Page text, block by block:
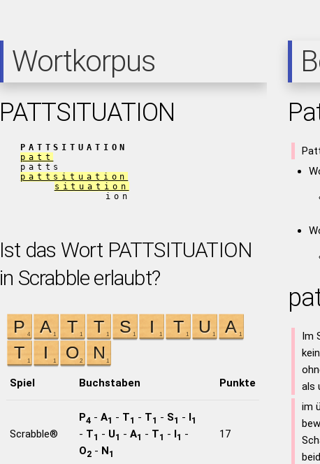
Wortkorpus
PATTSITUATION
PATTSITUATION
patt
patts
pattsituation
situation
ion
Ist das Wort PATTSITUATION
in Scrabble erlaubt?
Spiel Buchstaben Punkte
Scrabble®
P4 - A1 - T1 - T1 - S1 - I1
- T1 - U1 - A1 - T1 - I1 -
O2- N1
17
Im
als
im